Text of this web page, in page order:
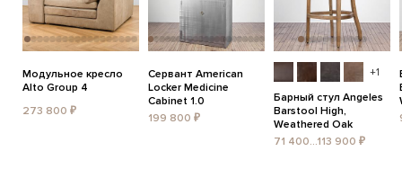
Модульное кресло
Alto Group 4
273 800 ₽
Сервант American
Locker Medicine
Cabinet 1.0
199 800 ₽
+1
Барный стул Angeles
Barstool High,
Weathered Oak
71 400...113 900 ₽